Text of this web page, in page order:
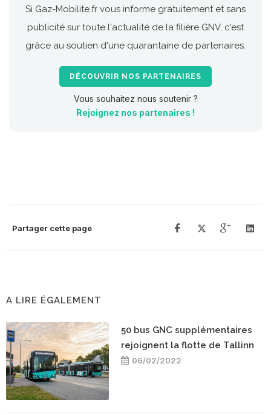
Si Gaz-Mobilite.fr vous informe gratuitement et sans
publicité sur toute l'actualité de la filière GNV, c'est
grâce au soutien d'une quarantaine de partenaires.
DÉCOUVRIR NOS PARTENAIRES
Vous souhaitez nous soutenir ?
Rejoignez nos partenaires !
Partager cette page
A LIRE ÉGALEMENT
50 bus GNC supplémentaires
rejoignent la flotte de Tallinn
06/02/2022